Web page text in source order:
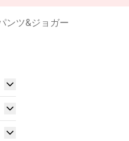
ンツ&ジョガー